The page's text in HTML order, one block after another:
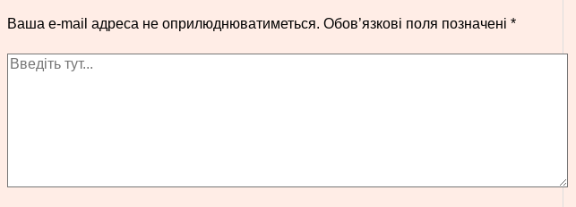
Ваша e-mail адреса не оприлюднюватиметься. Обов’язкові поля позначені *
Введіть